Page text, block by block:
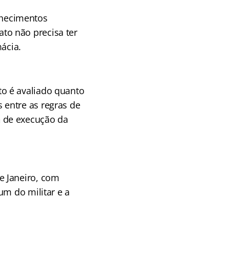
não precisa ter
é avaliado quanto
entre as regras de
execução da
Janeiro, com
do militar e a